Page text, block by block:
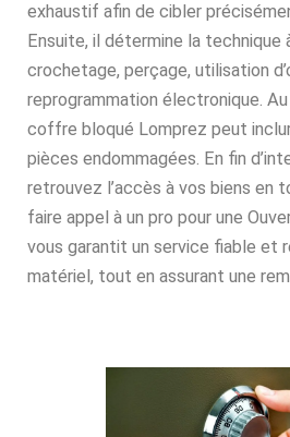
exhaustif afin de cibler
Ensuite, il détermine la technique
crochetage, perçage, utilisation
reprogrammation électronique.
coffre bloqué Lomprez peut
pièces endommagées. En fin
retrouvez l’accès à vos biens en
faire appel à un pro pour une
vous garantit un service fiable et
matériel, tout en assurant une